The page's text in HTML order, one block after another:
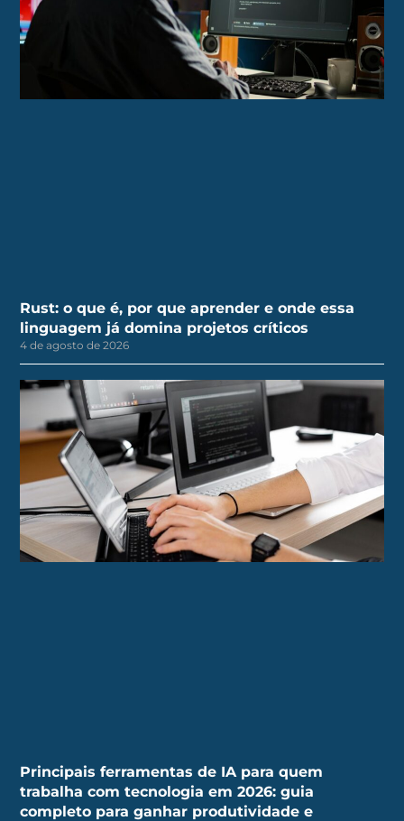
Rust: o que é, por que aprender e onde essa
linguagem já domina projetos críticos
4 de agosto de 2026
Principais ferramentas de IA para quem
trabalha com tecnologia em 2026: guia
completo para ganhar produtividade e